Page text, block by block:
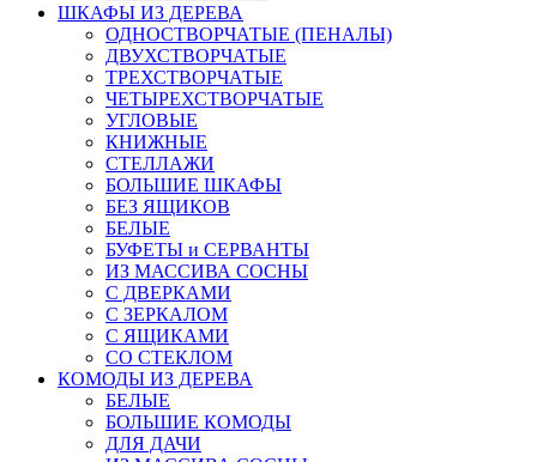
ШКАФЫ ИЗ ДЕРЕВА
ОДНОСТВОРЧАТЫЕ (ПЕНАЛЫ)
ДВУХСТВОРЧАТЫЕ
ТРЕХСТВОРЧАТЫЕ
ЧЕТЫРЕХСТВОРЧАТЫЕ
УГЛОВЫЕ
КНИЖНЫЕ
СТЕЛЛАЖИ
БОЛЬШИЕ ШКАФЫ
БЕЗ ЯЩИКОВ
БЕЛЫЕ
БУФЕТЫ и СЕРВАНТЫ
ИЗ МАССИВА СОСНЫ
С ДВЕРКАМИ
С ЗЕРКАЛОМ
С ЯЩИКАМИ
СО СТЕКЛОМ
КОМОДЫ ИЗ ДЕРЕВА
БЕЛЫЕ
БОЛЬШИЕ КОМОДЫ
ДЛЯ ДАЧИ